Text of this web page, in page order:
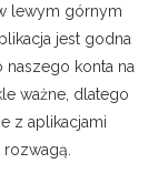
lewym górnym
jest godna
konta na
ważne, dlatego
z aplikacjami